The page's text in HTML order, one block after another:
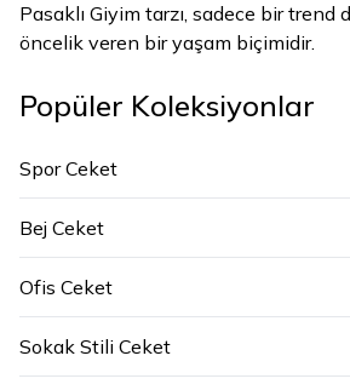
Pasaklı Giyim tarzı, sadece bir trend
öncelik veren bir yaşam biçimidir.
Popüler Koleksiyonlar
Spor Ceket
Bej Ceket
Ofis Ceket
Sokak Stili Ceket